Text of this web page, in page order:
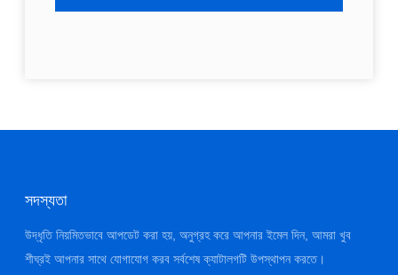
সদস্যতা
উদ্ধৃতি নিয়মিতভাবে আপডেট করা হয়, অনুগ্রহ করে আপনার ইমেল দিন, আমরা খুব
শীঘ্রই আপনার সাথে যোগাযোগ করব সর্বশেষ ক্যাটালগটি উপস্থাপন করতে।